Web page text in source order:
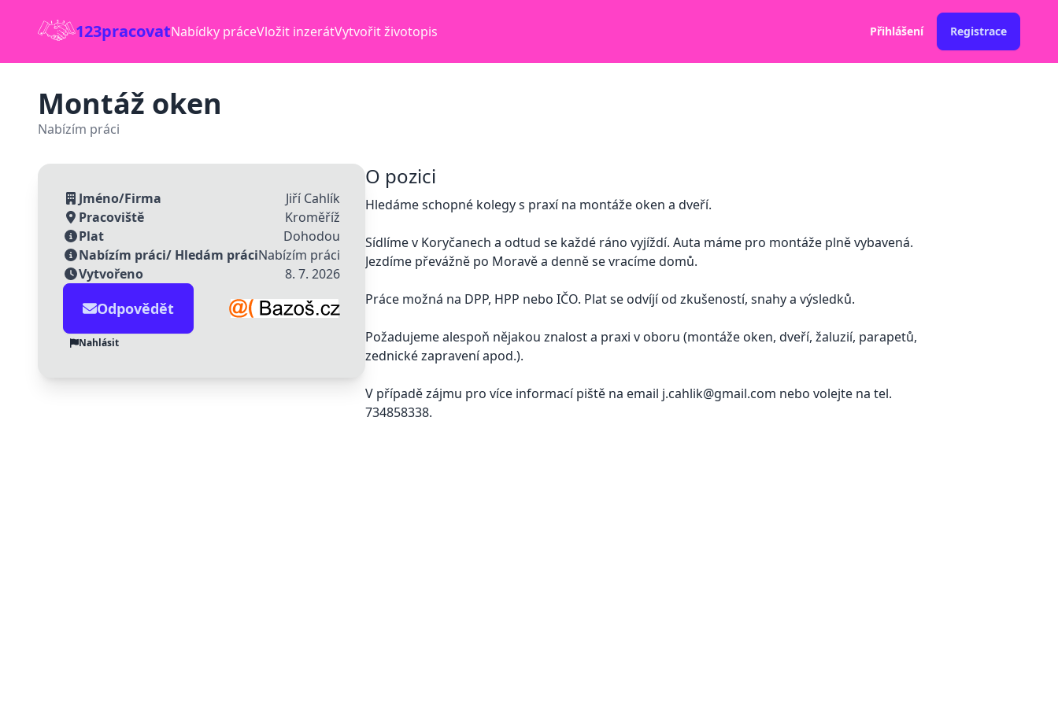
123pracovatNabídky práceVložit inzerátVytvořit životopis Přihlášení Registrace
Montáž oken
Nabízím práci
Jméno/Firma
Jiří Cahlík
Pracoviště
Kroměříž
Plat
Dohodou
Nabízím práci/ Hledám práciNabízím práci
Vytvořeno
8. 7. 2026
Odpovědět
Nahlásit
O pozici
Hledáme schopné kolegy s praxí na montáže oken a dveří.
Sídlíme v Koryčanech a odtud se každé ráno vyjíždí. Auta máme pro montáže plně vybavená.
Jezdíme převážně po Moravě a denně se vracíme domů.
Práce možná na DPP, HPP nebo IČO. Plat se odvíjí od zkušeností, snahy a výsledků.
Požadujeme alespoň nějakou znalost a praxi v oboru (montáže oken, dveří, žaluzií, parapetů,
zednické zapravení apod.).
V případě zájmu pro více informací piště na email j.cahlik@gmail.com nebo volejte na tel.
734858338.